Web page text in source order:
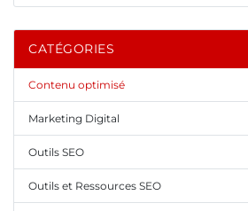
CATÉGORIES
Contenu optimisé
Marketing Digital
Outils SEO
Outils et Ressources SEO